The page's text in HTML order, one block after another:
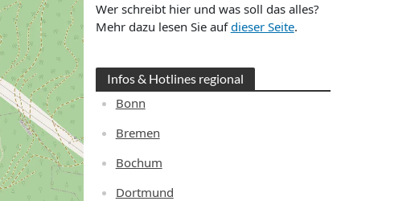
Wer schreibt hier und was soll das alles?
Mehr dazu lesen Sie aufdieser Seite.
Infos & Hotlines regional
Bonn
Bremen
Bochum
Dortmund